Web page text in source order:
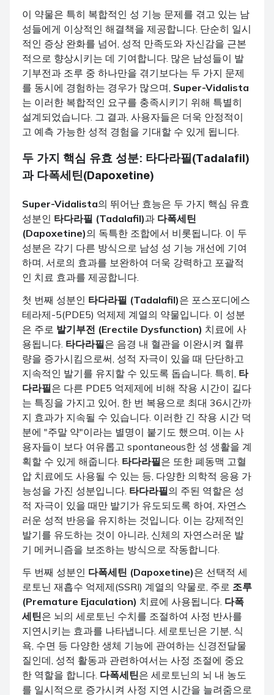
이 약물은 특히 복합적인 성 기능 문제를 겪고 있는 남
성들에게 이상적인 해결책을 제공합니다. 단순히 일시
적인 증상 완화를 넘어, 성적 만족도와 자신감을 근본
적으로 향상시키는 데 기여합니다. 많은 남성들이 발
기부전과 조루 중 하나만을 겪기보다는 두 가지 문제
를 동시에 경험하는 경우가 많으며, Super-Vidalista
는 이러한 복합적인 요구를 충족시키기 위해 특별히
설계되었습니다. 그 결과, 사용자들은 더욱 안정적이
고 예측 가능한 성적 경험을 기대할 수 있게 됩니다.
두 가지 핵심 유효 성분: 타다라필(Tadalafil)
과 다폭세틴(Dapoxetine)
Super-Vidalista의 뛰어난 효능은 두 가지 핵심 유효
성분인 타다라필 (Tadalafil)과 다폭세틴
(Dapoxetine)의 독특한 조합에서 비롯됩니다. 이 두
성분은 각기 다른 방식으로 남성 성 기능 개선에 기여
하며, 서로의 효과를 보완하여 더욱 강력하고 포괄적
인 치료 효과를 제공합니다.
첫 번째 성분인 타다라필 (Tadalafil)은 포스포디에스
테라제-5(PDE5) 억제제 계열의 약물입니다. 이 성분
은 주로 발기부전 (Erectile Dysfunction) 치료에 사
용됩니다. 타다라필은 음경 내 혈관을 이완시켜 혈류
량을 증가시킴으로써, 성적 자극이 있을 때 단단하고
지속적인 발기를 유지할 수 있도록 돕습니다. 특히, 타
다라필은 다른 PDE5 억제제에 비해 작용 시간이 길다
는 특징을 가지고 있어, 한 번 복용으로 최대 36시간까
지 효과가 지속될 수 있습니다. 이러한 긴 작용 시간 덕
분에 "주말 약"이라는 별명이 붙기도 했으며, 이는 사
용자들이 보다 여유롭고 spontaneous한 성 생활을 계
획할 수 있게 해줍니다. 타다라필은 또한 폐동맥 고혈
압 치료에도 사용될 수 있는 등, 다양한 의학적 응용 가
능성을 가진 성분입니다. 타다라필의 주된 역할은 성
적 자극이 있을 때만 발기가 유도되도록 하여, 자연스
러운 성적 반응을 유지하는 것입니다. 이는 강제적인
발기를 유도하는 것이 아니라, 신체의 자연스러운 발
기 메커니즘을 보조하는 방식으로 작동합니다.
두 번째 성분인 다폭세틴 (Dapoxetine)은 선택적 세
로토닌 재흡수 억제제(SSRI) 계열의 약물로, 주로 조루
(Premature Ejaculation) 치료에 사용됩니다. 다폭
세틴은 뇌의 세로토닌 수치를 조절하여 사정 반사를
지연시키는 효과를 나타냅니다. 세로토닌은 기분, 식
욕, 수면 등 다양한 생체 기능에 관여하는 신경전달물
질인데, 성적 활동과 관련하여서는 사정 조절에 중요
한 역할을 합니다. 다폭세틴은 세로토닌의 뇌 내 농도
를 일시적으로 증가시켜 사정 지연 시간을 늘려줌으로